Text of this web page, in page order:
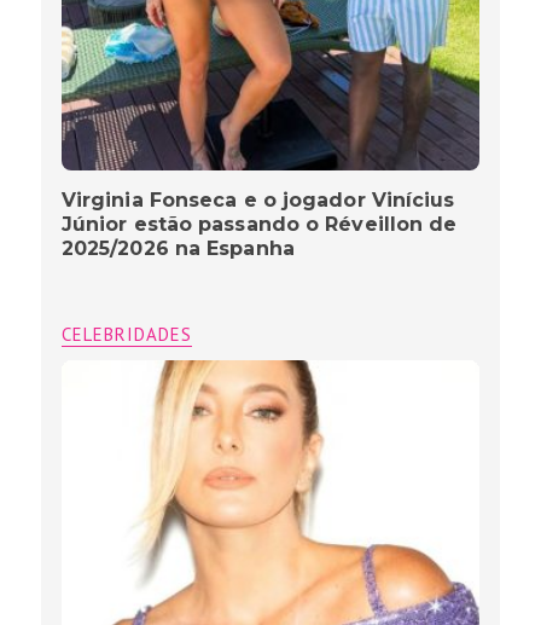
Virginia Fonseca e o jogador Vinícius
Júnior estão passando o Réveillon de
2025/2026 na Espanha
CELEBRIDADES